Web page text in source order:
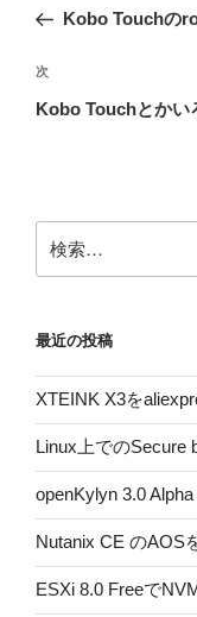
ナ
ビ
ゲ
ン
の
稿
Kobo Touchの
次
の
次
Kobo Touchとかい
索:
最近の投稿
XTEINK X3を
Linux上でのSecure
openKylyn 3.0
Nutanix CE のAOS
ESXi 8.0 Freeで